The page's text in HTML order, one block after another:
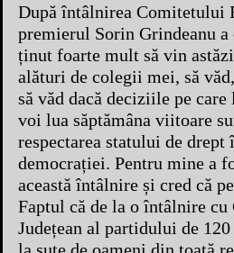
După întâlnirea Comitetului
premierul Sorin Grindeanu a
ținut foarte mult să vin
alături de colegii mei, să
să văd dacă deciziile pe
voi lua săptămâna viitoare
respectarea statului de drept
democrației. Pentru mine a
această întâlnire și cred că
Faptul că de la o întâlnire
Județean al partidului de